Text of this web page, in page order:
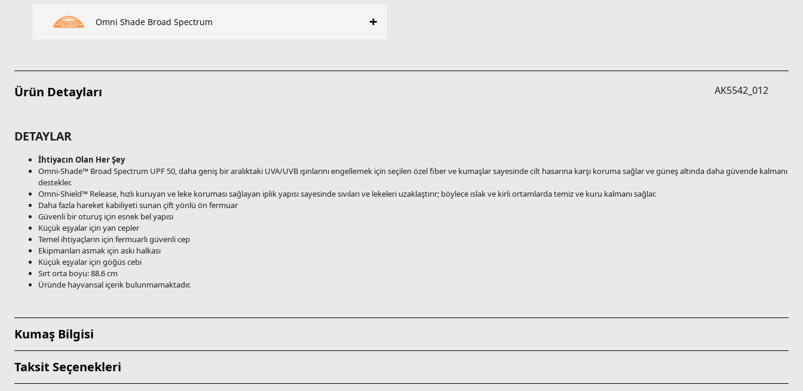
Omni Shade Broad Spectrum +
Ürün Detayları AK5542_012
DETAYLAR
İhtiyacın Olan Her Şey
Omni-Shade™ Broad Spectrum UPF 50, daha geniş bir aralıktaki UVA/UVB ışınlarını engellemek için seçilen özel fiber ve kumaşlar sayesinde cilt hasarına karşı koruma sağlar ve güneş altında daha güvende kalmanı
destekler.
Omni-Shield™ Release, hızlı kuruyan ve leke koruması sağlayan iplik yapısı sayesinde sıvıları ve lekeleri uzaklaştırır; böylece ıslak ve kirli ortamlarda temiz ve kuru kalmanı sağlar.
Daha fazla hareket kabiliyeti sunan çift yönlü ön fermuar
Güvenli bir oturuş için esnek bel yapısı
Küçük eşyalar için yan cepler
Temel ihtiyaçların için fermuarlı güvenli cep
Ekipmanları asmak için askı halkası
Küçük eşyalar için göğüs cebi
Sırt orta boyu: 88.6 cm
Üründe hayvansal içerik bulunmamaktadır.
Kumaş Bilgisi
Taksit Seçenekleri